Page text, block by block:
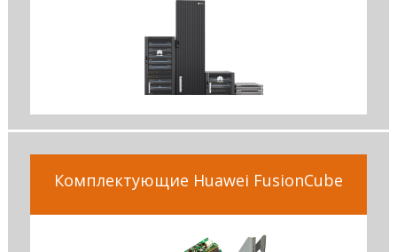
Комплектующие Huawei FusionCube